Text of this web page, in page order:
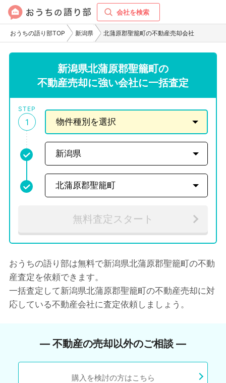
会社を検索
おうちの語り部TOP 新潟県 北蒲原郡聖籠町の不動産売却会社
新潟県北蒲原郡聖籠町の
不動産売却に強い会社に一括査定
STEP
1
無料査定スタート
おうちの語り部は無料で新潟県北蒲原郡聖籠町の不動
産査定を依頼できます。
一括査定して新潟県北蒲原郡聖籠町の不動産売却に対
応している不動産会社に査定依頼しましょう。
― 不動産の売却以外のご相談 ―
購入を検討の方はこちら